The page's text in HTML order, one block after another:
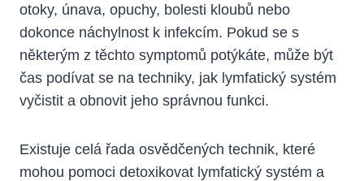
otoky,⁣ únava, opuchy, bolesti kloubů nebo⁣
dokonce náchylnost ⁢k infekcím. Pokud se ⁢s
některým z těchto ⁢symptomů potýkáte, může ⁢být
čas ⁢podívat se na techniky, jak lymfatický systém
vyčistit a obnovit jeho správnou funkci.
Existuje celá řada⁤ osvědčených technik, které
mohou⁣ pomoci detoxikovat lymfatický systém ​a